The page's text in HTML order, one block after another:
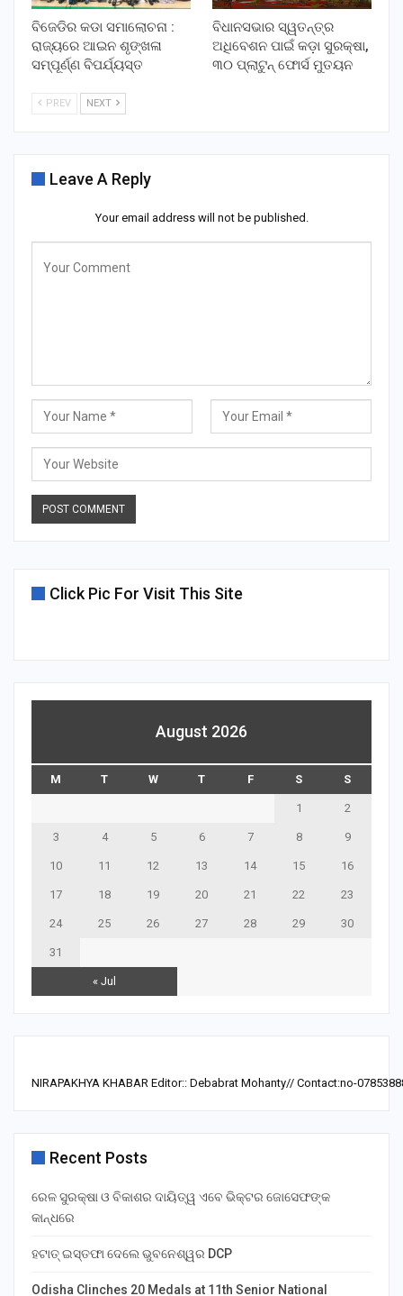
ବିଜେଡିର କଡା ସମାଲୋଚନା :
ରାଜ୍ୟରେ ଆଇନ ଶୃଙ୍ଖଳା
ସମ୍ପୂର୍ଣ୍ଣ ବିପର୍ଯ୍ୟସ୍ତ
ବିଧାନସଭାର ସ୍ୱତନ୍ତ୍ର
ଅଧିବେଶନ ପାଇଁ କଡ଼ା ସୁରକ୍ଷା,
୩୦ ପ୍ଲାଟୁନ୍ ଫୋର୍ସ ମୁତୟନ
PREV NEXT
Leave A Reply
Your email address will not be published.
Click Pic For Visit This Site
August 2026
M T W T F S S
« Jul
1 2
3 4 5 6 7 8 9
10 11 12 13 14 15 16
17 18 19 20 21 22 23
24 25 26 27 28 29 30
31
NIRAPAKHYA KHABAR Editor:: Debabrat Mohanty// Contact:no-
Recent Posts
ରେଳ ସୁରକ୍ଷା ଓ ବିକାଶର ଦାୟିତ୍ୱ ଏବେ ଭିକ୍ଟର ଜୋସେଫଙ୍କ
କାନ୍ଧରେ
ହଟାତ୍ ଇସ୍ତଫା ଦେଲେ ଭୁବନେଶ୍ୱର DCP
Odisha Clinches 20 Medals at 11th Senior National